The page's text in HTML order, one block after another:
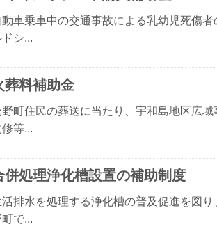
動車乗車中の交通事故による乳幼児死傷
ドシ...
葬料補助金
野町住民の葬送に当たり、宇和島地区広
等...
併処理浄化槽設置の補助制度
活排水を処理する浄化槽の普及促進を図
町で...